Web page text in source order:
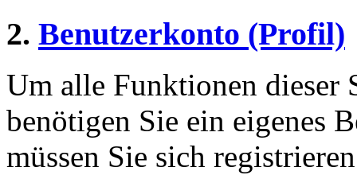
2. Benutzerkonto (Profil)
Um alle Funktionen dieser
benötigen Sie ein eigenes
müssen Sie sich